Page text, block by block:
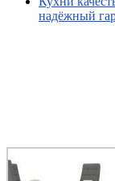
надёжный